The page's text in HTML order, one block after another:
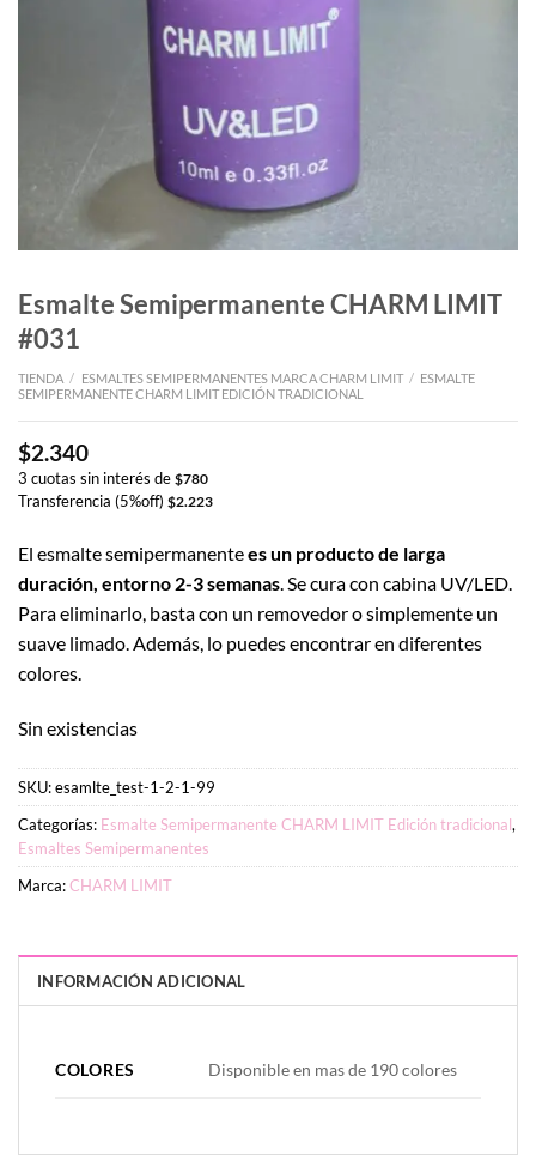
Esmalte Semipermanente CHARM LIMIT
#031
TIENDA / ESMALTES SEMIPERMANENTES MARCA CHARM LIMIT / ESMALTE
SEMIPERMANENTE CHARM LIMIT EDICIÓN TRADICIONAL
$2.340
3 cuotas sin interés de $780
Transferencia (5%off) $2.223
El esmalte semipermanentees un producto de larga
duración, entorno 2-3 semanas. Se cura con cabina UV/LED.
Para eliminarlo, basta con un removedor o simplemente un
suave limado. Además, lo puedes encontrar en diferentes
colores.
Sin existencias
SKU:esamlte_test-1-2-1-99
Categorías: Esmalte Semipermanente CHARM LIMIT Edición tradicional,
Esmaltes Semipermanentes
Marca:CHARM LIMIT
INFORMACIÓN ADICIONAL
PESO 20 g
DIMENSIONES 2 × 4 × 7 cm
COLORES Disponible en mas de 190 colores